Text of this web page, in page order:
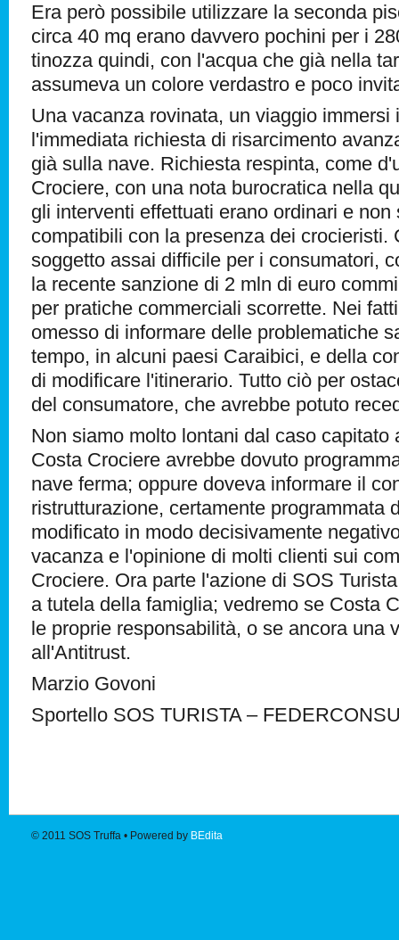
Era però possibile utilizzare la seconda
circa 40 mq erano davvero pochini per i
tinozza quindi, con l'acqua che già nella
assumeva un colore verdastro e poco
Una vacanza rovinata, un viaggio immersi
l'immediata richiesta di risarcimento
già sulla nave. Richiesta respinta, come
Crociere, con una nota burocratica nella
gli interventi effettuati erano ordinari e
compatibili con la presenza dei crocieristi.
soggetto assai difficile per i consumatori,
la recente sanzione di 2 mln di euro
per pratiche commerciali scorrette. Nei
omesso di informare delle problematiche
tempo, in alcuni paesi Caraibici, e della
di modificare l'itinerario. Tutto ciò per
del consumatore, che avrebbe potuto
Non siamo molto lontani dal caso capitato
Costa Crociere avrebbe dovuto
nave ferma; oppure doveva informare il
ristrutturazione, certamente programmata
modificato in modo decisivamente
vacanza e l'opinione di molti clienti sui
Crociere. Ora parte l'azione di SOS
a tutela della famiglia; vedremo se Costa
le proprie responsabilità, o se ancora una
all'Antitrust.
Marzio Govoni
Sportello SOS TURISTA –
© 2011 SOS Truffa • Powered by BEdita